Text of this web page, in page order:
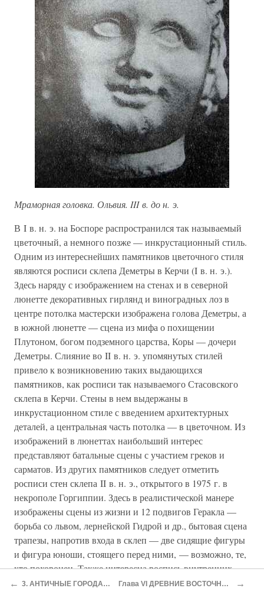
Мраморная головка. Ольвия. III в. до н. э.
В I в. н. э. на Боспоре распространился так называемый
цветочный, а немного позже — инкрустационный стиль.
Одним из интереснейших памятников цветочного стиля
являются росписи склепа Деметры в Керчи (I в. н. э.).
Здесь наряду с изображением на стенах и в северной
люнетте декоративных гирлянд и виноградных лоз в
центре потолка мастерски изображена голова Деметры, а
в южной люнетте — сцена из мифа о похищении
Плутоном, богом подземного царства, Коры — дочери
Деметры. Слияние во II в. н. э. упомянутых стилей
привело к возникновению таких выдающихся
памятников, как росписи так называемого Стасовского
склепа в Керчи. Стены в нем выдержаны в
инкрустационном стиле с введением архитектурных
деталей, а центральная часть потолка — в цветочном. Из
изображений в люнеттах наибольший интерес
представляют батальные сцены с участием греков и
сарматов. Из других памятников следует отметить
росписи стен склепа II в. н. э., открытого в 1975 г. в
некрополе Горгиппии. Здесь в реалистической манере
изображены сцены из жизни и 12 подвигов Геракла —
борьба со львом, лернейской Гидрой и др., бытовая сцена
трапезы, напротив входа в склеп — две сидящие фигуры
и фигура юноши, стоящего перед ними, — возможно, те,
кто похоронен. Также интересна роспись внутренних
стен каменного боспорского саркофага конца I в. н. э. На
← 3. АНТИЧНЫЕ ГОРОДА-ГОСУДАРСТВА В I В. ДО Н. Э. — IV В. Н. Э Глава VI ДРЕВНИЕ ВОСТОЧНЫЕ СЛАВЯНЕ И ИХ СОСЕДИ (II в. до н. э. — IX в. н. э.) →